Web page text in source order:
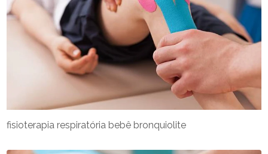
fisioterapia respiratória bebê bronquiolite